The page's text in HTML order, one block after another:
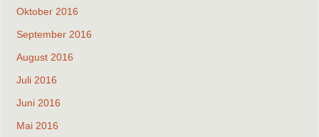
Oktober 2016
September 2016
August 2016
Juli 2016
Juni 2016
Mai 2016